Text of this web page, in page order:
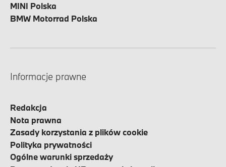
MINI Polska
BMW Motorrad Polska
Informacje prawne
Redakcja
Nota prawna
Zasady korzystania z plików cookie
Polityka prywatności
Ogólne warunki sprzedaży